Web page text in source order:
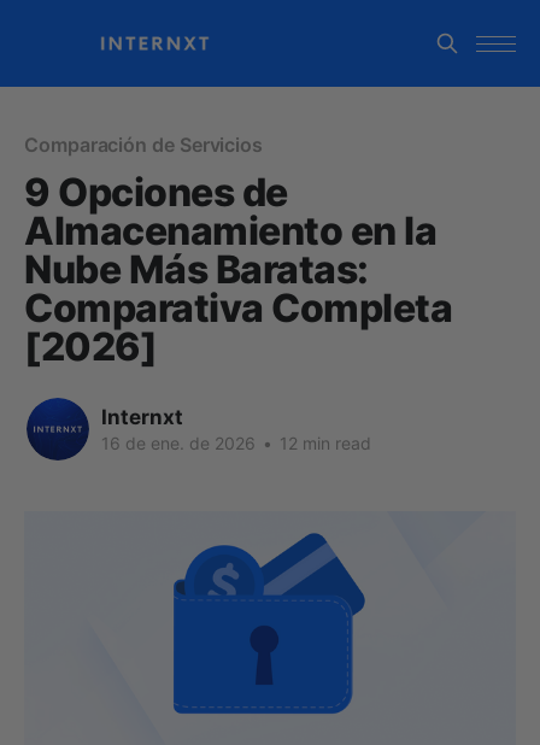
Comparación de Servicios
9 Opciones de
Almacenamiento en la
Nube Más Baratas:
Comparativa Completa
[2026]
Internxt
16 de ene. de 2026 • 12 min read